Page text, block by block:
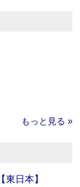
もっと見る »
日本】